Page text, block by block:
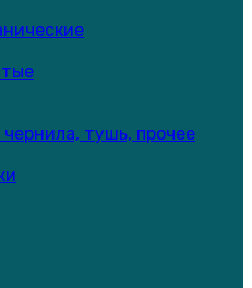
тушь, прочее